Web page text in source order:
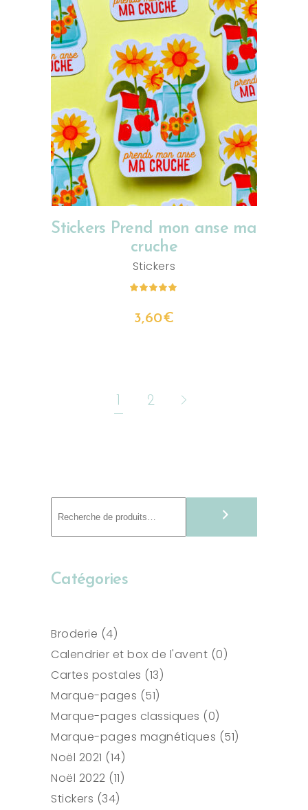
AJOUTER AU PANIER
Stickers Prend mon anse ma
cruche
Stickers
3,60€
1 2
Catégories
Broderie 44
produits
Calendrier et box de l'avent 00
Cartes postales 1313
produits
Marque-pages 5151
produits
Marque-pages classiques 00
produit
Marque-pages magnétiques 5151
Noël 2021 1414
produits
Noël 2022 1111
Stickers 3434